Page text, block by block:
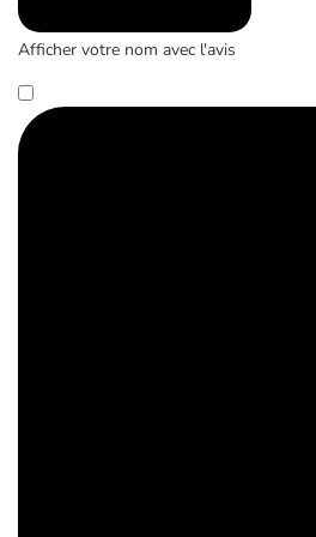
Afficher votre nom avec l'avis